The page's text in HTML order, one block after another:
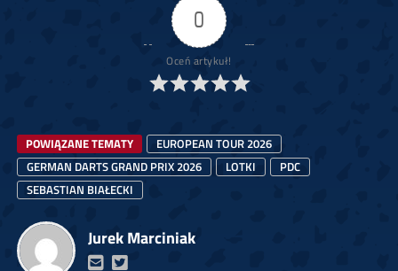
0
Oceń artykuł!
POWIĄZANE TEMATY
EUROPEAN TOUR 2026
GERMAN DARTS GRAND PRIX 2026
LOTKI
PDC
SEBASTIAN BIAŁECKI
Jurek Marciniak